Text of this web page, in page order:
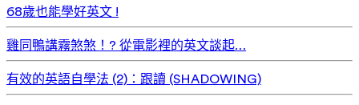
68歲也能學好英文 !
雞同鴨講霧煞煞！? 從電影裡的英文談起…
有效的英語自學法 (2)：跟讀 (SHADOWING)